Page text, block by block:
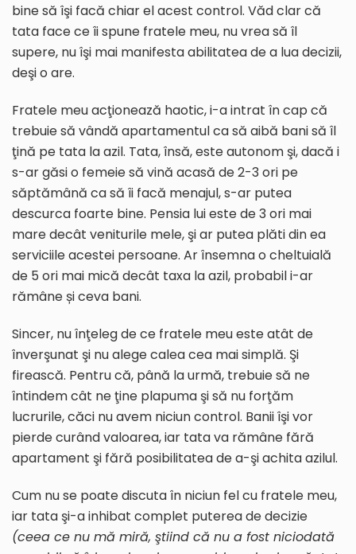
bine să îşi facă chiar el acest control. Văd clar că
tata face ce îi spune fratele meu, nu vrea să îl
supere, nu îşi mai manifesta abilitatea de a lua decizii,
deşi o are.
Fratele meu acţionează haotic, i-a intrat în cap că
trebuie să vândă apartamentul ca să aibă bani să îl
ţină pe tata la azil. Tata, însă, este autonom şi, dacă i
s-ar găsi o femeie să vină acasă de 2-3 ori pe
săptămână ca să îi facă menajul, s-ar putea
descurca foarte bine. Pensia lui este de 3 ori mai
mare decât veniturile mele, şi ar putea plăti din ea
serviciile acestei persoane. Ar însemna o cheltuială
de 5 ori mai mică decât taxa la azil, probabil i-ar
rămâne și ceva bani.
Sincer, nu înţeleg de ce fratele meu este atât de
înverşunat şi nu alege calea cea mai simplă. Şi
firească. Pentru că, până la urmă, trebuie să ne
întindem cât ne ţine plapuma şi să nu forţăm
lucrurile, căci nu avem niciun control. Banii îşi vor
pierde curând valoarea, iar tata va rămâne fără
apartament şi fără posibilitatea de a-şi achita azilul.
Cum nu se poate discuta în niciun fel cu fratele meu,
iar tata şi-a inhibat complet puterea de decizie
(ceea ce nu mă miră, ştiind că nu a fost niciodată